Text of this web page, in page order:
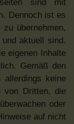
sind mit
Dennoch ist es
übernehmen,
aktuell sind.
eigenen Inhalte
Gemäß den
keine
von Dritten, die
oder
auf nicht